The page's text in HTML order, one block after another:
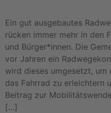
Ein gut ausgebautes
rücken immer mehr in den
und Bürger*innen. Die
vor Jahren ein
wird dieses umgesetzt,
das Fahrrad zu erleichtern
Beitrag zur
[…]